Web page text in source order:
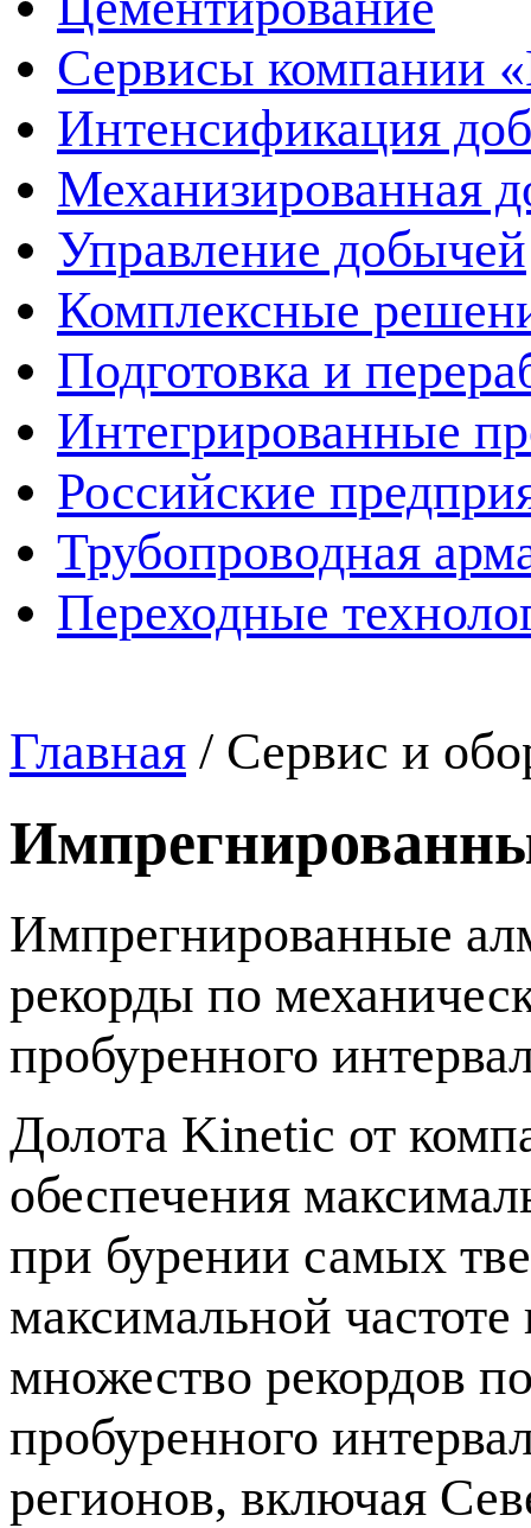
Сервисы компании
Интенсификация
Механизированная
Управление добычей
Комплексные
Подготовка и
Интегрированные
Российские
Трубопроводная
Переходные
Главная / Сервис и
Импрегнированные
рекорды по
пробуренного
Долота Kinetic от
обеспечения
при бурении самых
максимальной
множество рекордов
пробуренного
регионов, включая